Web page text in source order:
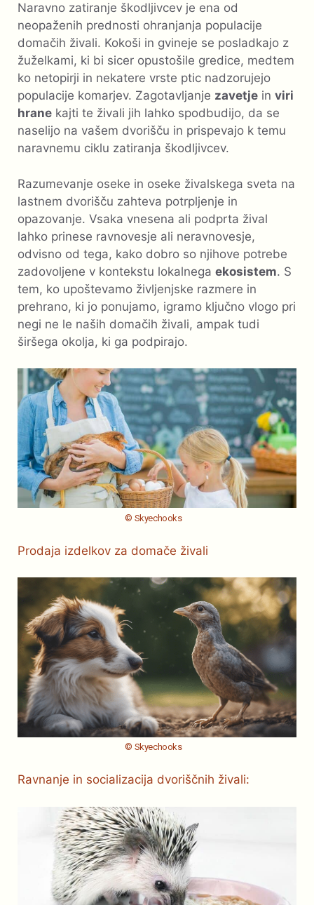
Naravno zatiranje škodljivcev je ena od
neopaženih prednosti ohranjanja populacije
domačih živali. Kokoši in gvineje se posladkajo z
žuželkami, ki bi sicer opustošile gredice, medtem
ko netopirji in nekatere vrste ptic nadzorujejo
populacije komarjev. Zagotavljanje zavetje in viri
hrane kajti te živali jih lahko spodbudijo, da se
naselijo na vašem dvorišču in prispevajo k temu
naravnemu ciklu zatiranja škodljivcev.
Razumevanje oseke in oseke živalskega sveta na
lastnem dvorišču zahteva potrpljenje in
opazovanje. Vsaka vnesena ali podprta žival
lahko prinese ravnovesje ali neravnovesje,
odvisno od tega, kako dobro so njihove potrebe
zadovoljene v kontekstu lokalnega ekosistem. S
tem, ko upoštevamo življenjske razmere in
prehrano, ki jo ponujamo, igramo ključno vlogo pri
negi ne le naših domačih živali, ampak tudi
širšega okolja, ki ga podpirajo.
© Skyechooks
Prodaja izdelkov za domače živali
© Skyechooks
Ravnanje in socializacija dvoriščnih živali: